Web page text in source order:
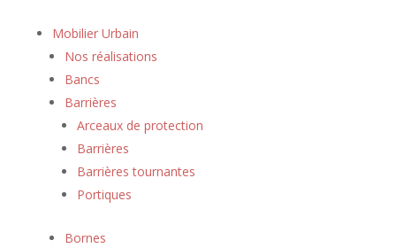
Mobilier Urbain
Nos réalisations
Bancs
Barrières
Arceaux de protection
Barrières
Barrières tournantes
Portiques
Bornes